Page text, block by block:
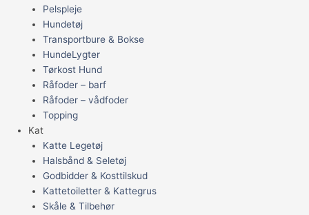
Pelspleje
Hundetøj
Transportbure & Bokse
HundeLygter
Tørkost Hund
Råfoder – barf
Råfoder – vådfoder
Topping
Kat
Katte Legetøj
Halsbånd & Seletøj
Godbidder & Kosttilskud
Kattetoiletter & Kattegrus
Skåle & Tilbehør